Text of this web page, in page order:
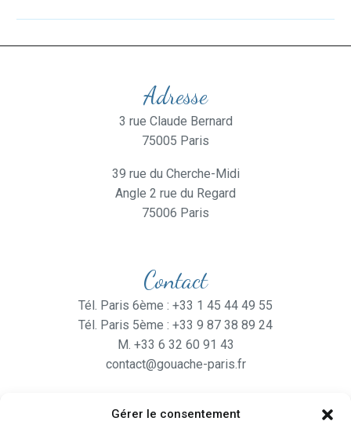
Gérer le consentement
Adresse
3 rue Claude Bernard
75005 Paris
39 rue du Cherche-Midi
Angle 2 rue du Regard
75006 Paris
Contact
Tél. Paris 6ème : +33 1 45 44 49 55
Tél. Paris 5ème : +33 9 87 38 89 24
M. +33 6 32 60 91 43
contact@gouache-paris.fr